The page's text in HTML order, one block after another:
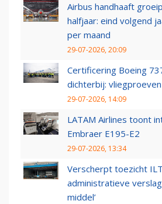
Airbus handhaaft
halfjaar: eind volgend
per maand
29-07-2026, 20:09
Certificering Boeing
dichterbij:
29-07-2026, 14:09
LATAM Airlines toont
Embraer E195-E2
29-07-2026, 13:34
Verscherpt toezicht
administratieve
middel’